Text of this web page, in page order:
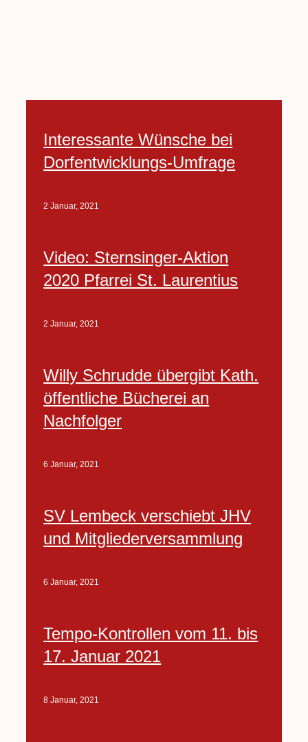
Interessante Wünsche bei
Dorfentwicklungs-Umfrage
2 Januar, 2021
Video: Sternsinger-Aktion
2020 Pfarrei St. Laurentius
2 Januar, 2021
Willy Schrudde übergibt Kath.
öffentliche Bücherei an
Nachfolger
6 Januar, 2021
SV Lembeck verschiebt JHV
und Mitgliederversammlung
6 Januar, 2021
Tempo-Kontrollen vom 11. bis
17. Januar 2021
8 Januar, 2021